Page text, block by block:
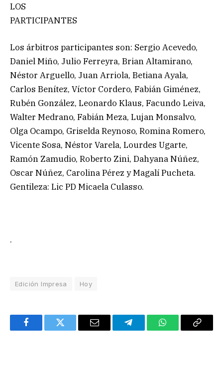
LOS
PARTICIPANTES
Los árbitros participantes son: Sergio Acevedo,
Daniel Miño, Julio Ferreyra, Brian Altamirano,
Néstor Arguello, Juan Arriola, Betiana Ayala,
Carlos Benítez, Víctor Cordero, Fabián Giménez,
Rubén González, Leonardo Klaus, Facundo Leiva,
Walter Medrano, Fabián Meza, Lujan Monsalvo,
Olga Ocampo, Griselda Reynoso, Romina Romero,
Vicente Sosa, Néstor Varela, Lourdes Ugarte,
Ramón Zamudio, Roberto Zini, Dahyana Núñez,
Oscar Núñez, Carolina Pérez y Magalí Pucheta.
Gentileza: Lic PD Micaela Culasso.
.
Edición Impresa Hoy
FacebookTwitter Email TelegramWhatsAppCopy